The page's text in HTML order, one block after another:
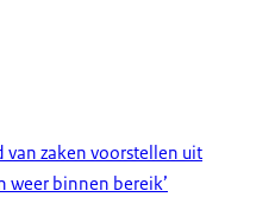
van zaken voorstellen uit
weer binnen bereik’